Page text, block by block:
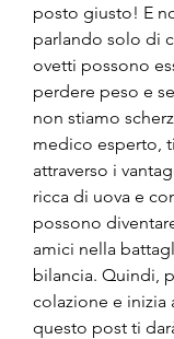
posto giusto! E
parlando solo di
ovetti possono
perdere peso e
non stiamo
medico esperto,
attraverso i
ricca di uova e
possono
amici nella
bilancia. Quindi,
colazione e inizia
questo post ti